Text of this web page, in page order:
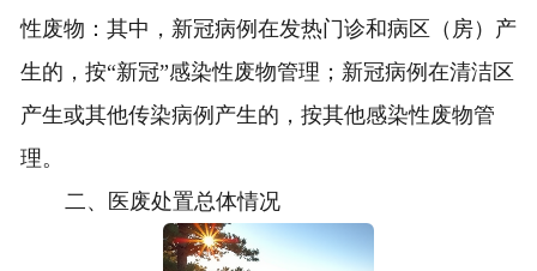
性废物：其中，新冠病例在发热门诊和病区（房）产
生的，按“新冠”感染性废物管理；新冠病例在清洁区
产生或其他传染病例产生的，按其他感染性废物管
理。
二、医废处置总体情况